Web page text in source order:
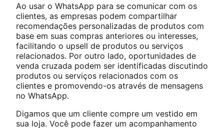
Ao usar o WhatsApp para se comunicar com os
clientes, as empresas podem compartilhar
recomendações personalizadas de produtos com
base em suas compras anteriores ou interesses,
facilitando o upsell de produtos ou serviços
relacionados. Por outro lado, oportunidades de
venda cruzada podem ser identificadas discutindo
produtos ou serviços relacionados com os
clientes e promovendo-os através de mensagens
no WhatsApp.
Digamos que um cliente compre um vestido em
sua loja. Você pode fazer um acompanhamento